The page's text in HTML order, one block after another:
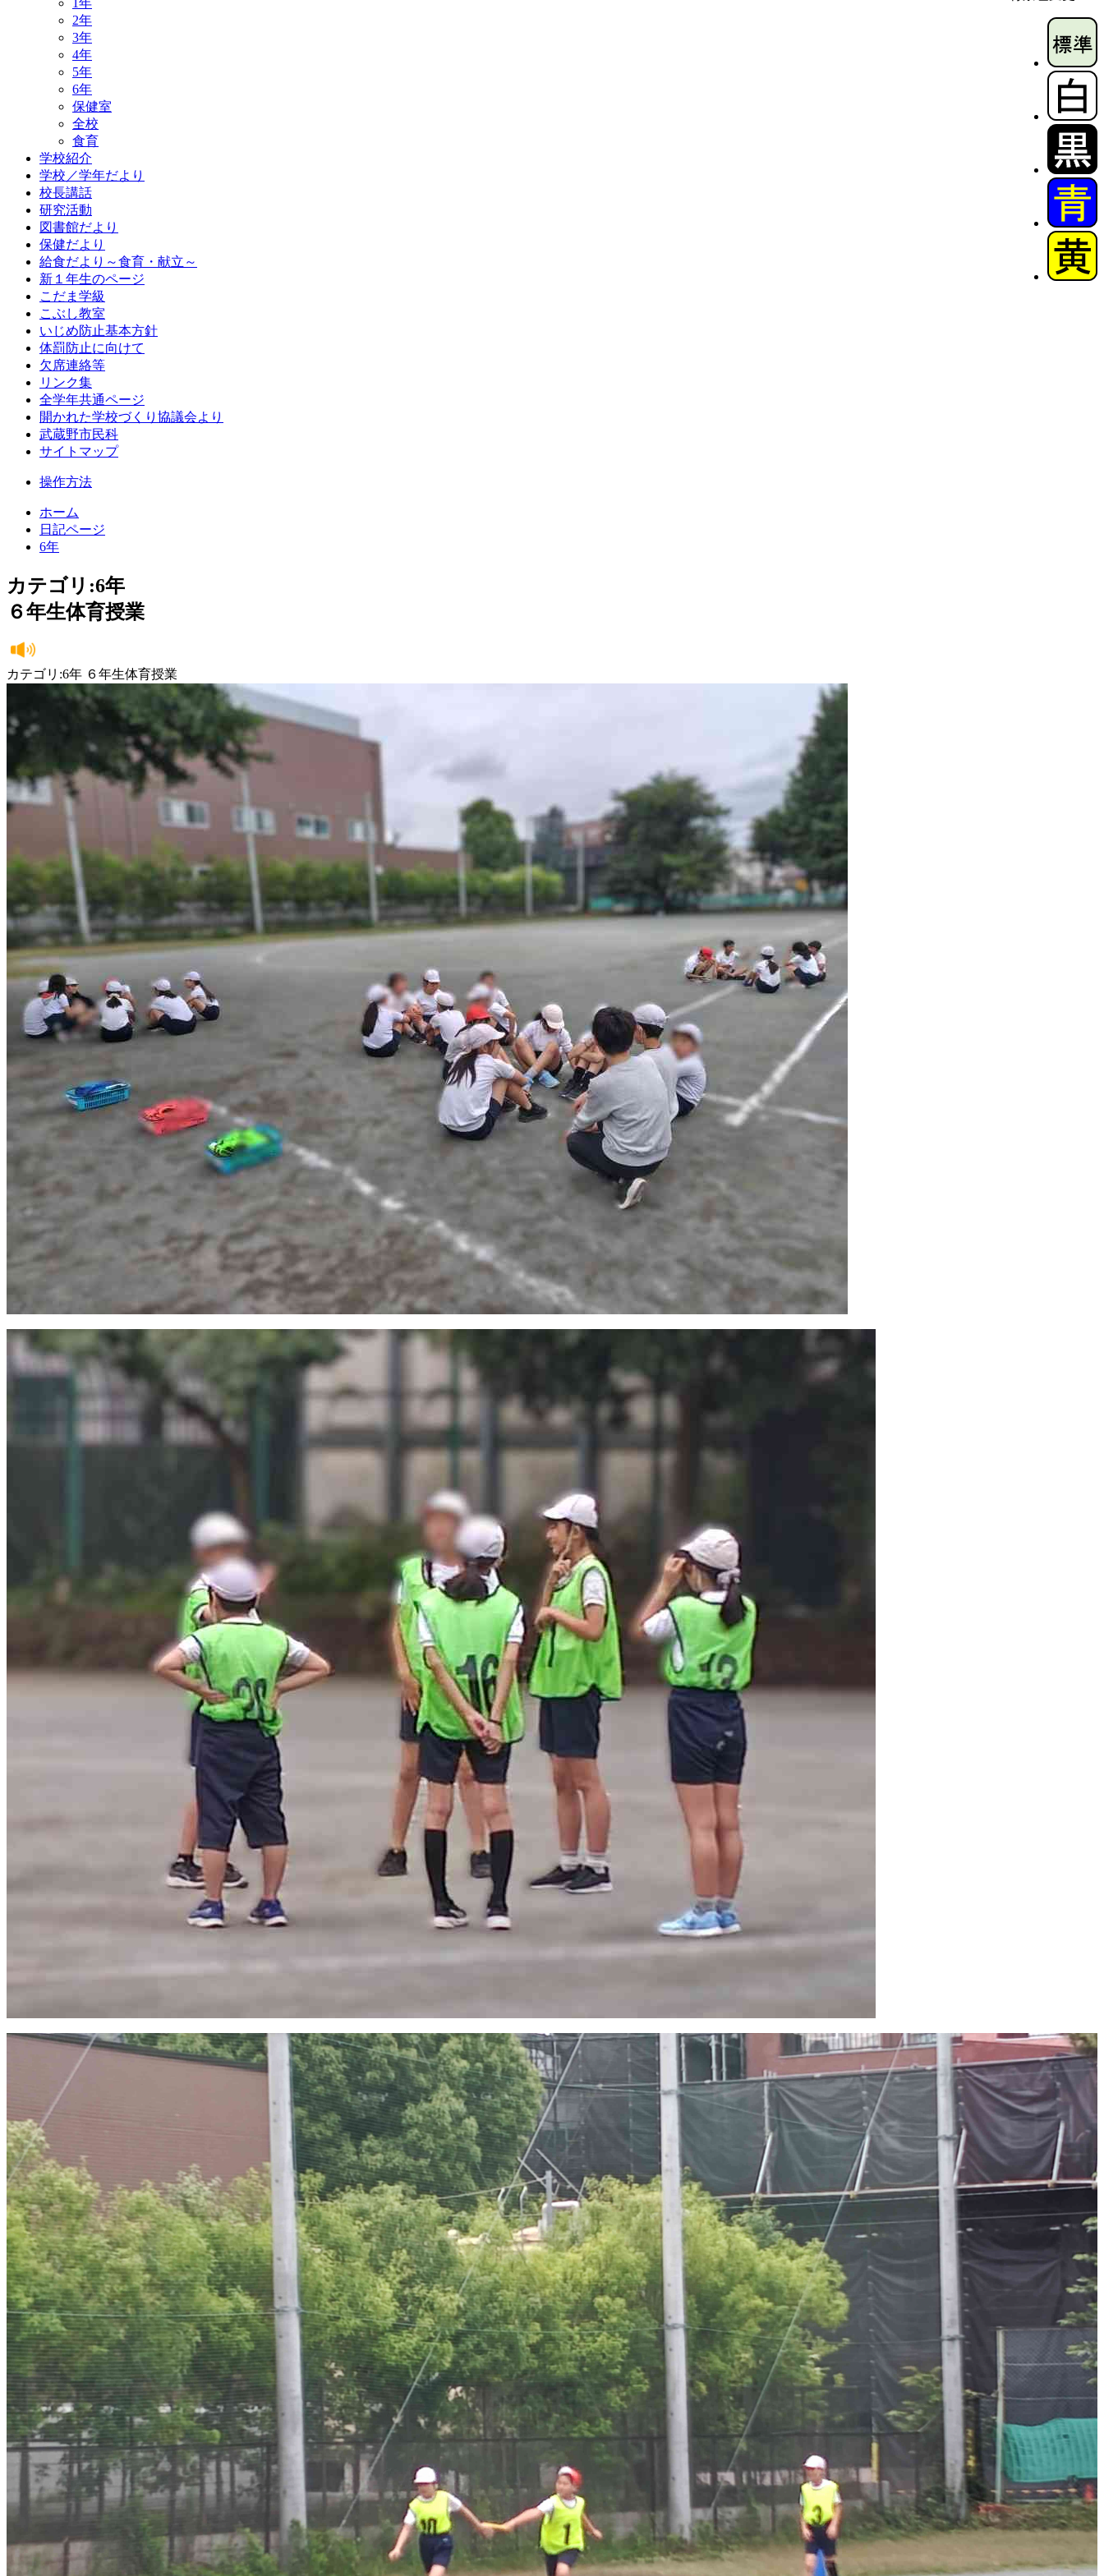
2年
3年
4年
5年
6年
保健室
全校
食育
学校紹介
学校／学年だより
校長講話
研究活動
図書館だより
保健だより
給食だより～食育・献立～
新１年生のページ
こだま学級
こぶし教室
いじめ防止基本方針
体罰防止に向けて
欠席連絡等
リンク集
全学年共通ページ
開かれた学校づくり協議会より
武蔵野市民科
サイトマップ
操作方法
ホーム
日記ページ
6年
カテゴリ:6年
６年生体育授業
カテゴリ:6年 ６年生体育授業